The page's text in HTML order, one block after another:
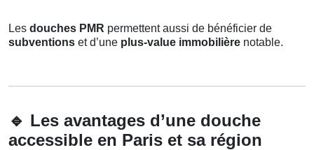
Les douches PMR permettent aussi de bénéficier de
subventions et d’une plus-value immobilière notable.
🔹 Les avantages d’une douche
accessible en Paris et sa région